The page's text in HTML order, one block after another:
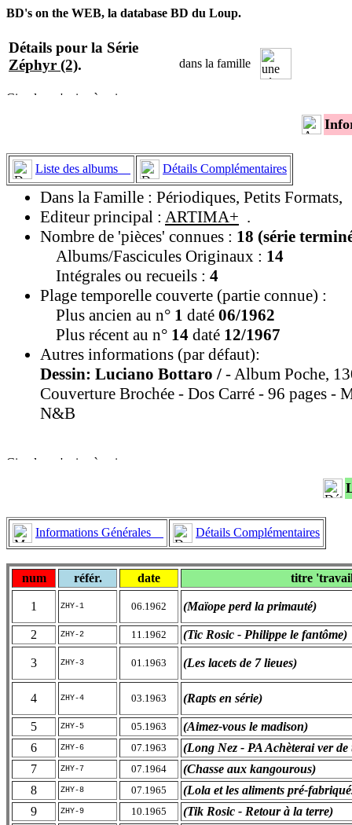
BD's on the WEB, la database BD du Loup.
Détails pour la Série
Zéphyr (2). dans la famille
Liste des albums Détails Complémentaires
Dans la Famille : Périodiques, Petits Formats,
Editeur principal : ARTIMA+ .
Nombre de 'pièces' connues : 18 (série
Albums/Fascicules Originaux : 14
Intégrales ou recueils : 4
Plage temporelle couverte (partie connue) :
Plus ancien au n° 1 daté 06/1962
Plus récent au n° 14 daté 12/1967
Autres informations (par défaut):
Dessin: Luciano Bottaro / - Album Poche,
Couverture Brochée - Dos Carré - 96 pages -
N&B
Informations Générales Détails Complémentaires
num référ. date titre
1 ZHY-1 06.1962 (Maïope perd la primauté)
2 ZHY-2 11.1962 (Tic Rosic - Philippe le fantôme)
3 ZHY-3 01.1963 (Les lacets de 7 lieues)
4 ZHY-4 03.1963 (Rapts en série)
5 ZHY-5 05.1963
(Aimez-vous le madison)
6
ZHY-6 07.1963
(Long Nez - PA Achèterai ver de
7
ZHY-7 07.1964
(Chasse aux kangourous)
8
ZHY-8 07.1965
(Lola et les aliments pré-
9
ZHY-9 10.1965 (Tik Rosic - Retour à la terre)